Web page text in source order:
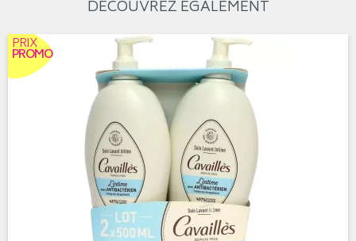
DÉCOUVREZ ÉGALEMENT
PRIX
PROMO